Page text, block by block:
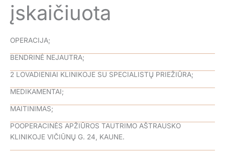
įskaičiuota
OPERACIJA;
BENDRINĖ NEJAUTRA;
2 LOVADIENIAI KLINIKOJE SU SPECIALISTŲ PRIEŽIŪRA;
MEDIKAMENTAI;
MAITINIMAS;
POOPERACINĖS APŽIŪROS TAUTRIMO AŠTRAUSKO
KLINIKOJE VIČIŪNŲ G. 24, KAUNE.